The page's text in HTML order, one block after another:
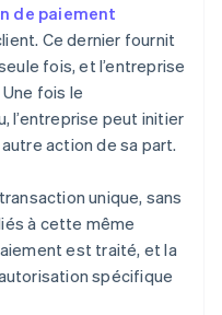
de paiement
Ce dernier fournit
fois, et l’entreprise
fois le
l’entreprise peut initier
action de sa part.
unique, sans
à cette même
est traité, et la
spécifique